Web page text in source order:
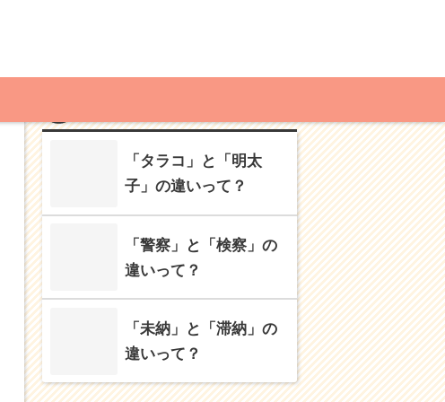
「タラコ」と「明太
子」の違いって？
「警察」と「検察」の
違いって？
「未納」と「滞納」の
違いって？